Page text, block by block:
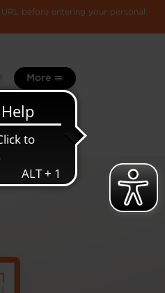
before entering your personal
More